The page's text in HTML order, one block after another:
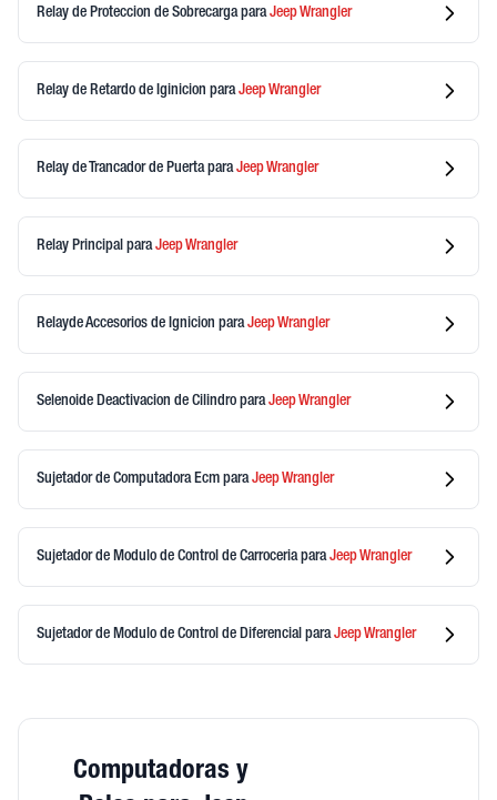
Relay de Proteccion de SobrecargaparaJeepWrangler
Relay de Retardo de Iginicion paraJeepWrangler
Relay de Trancador de PuertaparaJeepWrangler
Relay Principal paraJeepWrangler
Relayde Accesorios de Ignicion paraJeepWrangler
Selenoide Deactivacion de Cilindro paraJeepWrangler
Sujetador de Computadora Ecm paraJeepWrangler
Sujetador de Modulo de Control de CarroceriaparaJeepWrangler
Sujetador de Modulo de Control de Diferencial paraJeepWrangler
Computadoras y